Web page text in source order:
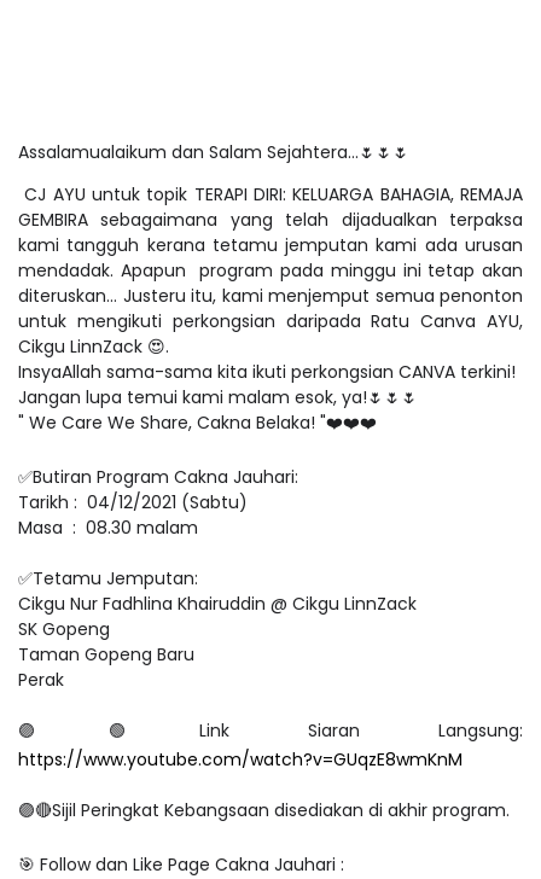
Assalamualaikum dan Salam Sejahtera...🌷🌷🌷
CJ AYU untuk topik TERAPI DIRI: KELUARGA BAHAGIA, REMAJA
GEMBIRA sebagaimana yang telah dijadualkan terpaksa
kami tangguh kerana tetamu jemputan kami ada urusan
mendadak. Apapun program pada minggu ini tetap akan
diteruskan... Justeru itu, kami menjemput semua penonton
untuk mengikuti perkongsian daripada Ratu Canva AYU,
Cikgu LinnZack 😍.
InsyaAllah sama-sama kita ikuti perkongsian CANVA terkini!
Jangan lupa temui kami malam esok, ya!🌷🌷🌷
" We Care We Share, Cakna Belaka! "❤❤❤
✅Butiran Program Cakna Jauhari:
Tarikh : 04/12/2021 (Sabtu)
Masa : 08.30 malam
✅Tetamu Jemputan:
Cikgu Nur Fadhlina Khairuddin @ Cikgu LinnZack
SK Gopeng
Taman Gopeng Baru
Perak
🟣🟢 Link Siaran Langsung:
https://www.youtube.com/watch?v=GUqzE8wmKnM
🟣🔴Sijil Peringkat Kebangsaan disediakan di akhir program.
🎯 Follow dan Like Page Cakna Jauhari :